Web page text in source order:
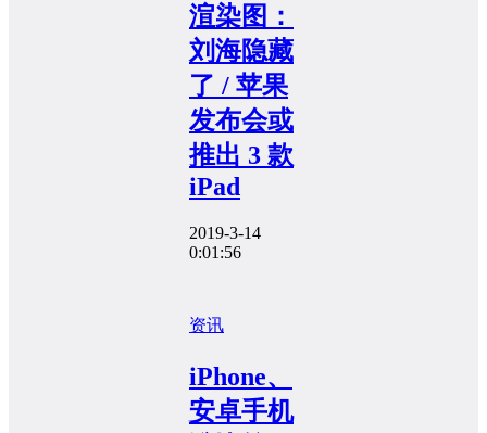
渲染图：
刘海隐藏
了 / 苹果
发布会或
推出 3 款
iPad
2019-3-14
0:01:56
资讯
iPhone、
安卓手机